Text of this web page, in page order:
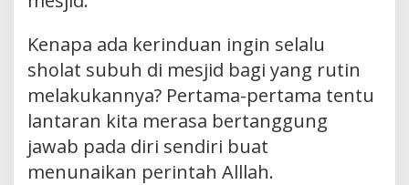
Kenapa ada kerinduan ingin selalu
sholat subuh di mesjid bagi yang rutin
melakukannya? Pertama-pertama tentu
lantaran kita merasa bertanggung
jawab pada diri sendiri buat
menunaikan perintah Alllah.